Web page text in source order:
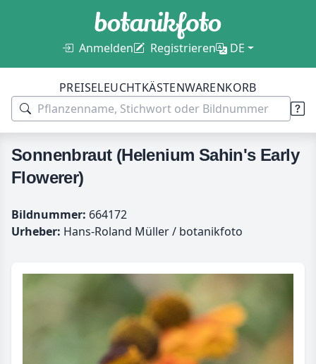
Anmelden Registrieren DE
PREISELEUCHTKÄSTENWARENKORB
Sonnenbraut (Helenium Sahin's Early
Flowerer)
Bildnummer: 664172
Urheber: Hans-Roland Müller / botanikfoto